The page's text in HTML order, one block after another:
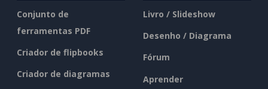
Conjunto de
ferramentas PDF
Criador de flipbooks
Criador de diagramas
Livro / Slideshow
Desenho / Diagrama
Fórum
Aprender